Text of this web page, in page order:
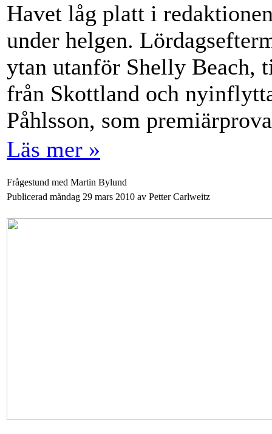
Havet låg platt i
under helgen.
ytan utanför Shelly Beach,
från Skottland och
Påhlsson, som
Läs mer »
Frågestund med Martin Bylund
Publicerad måndag 29 mars 2010 av Petter Carlweitz